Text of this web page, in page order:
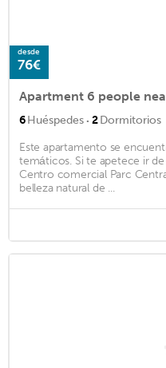
desde
76€
6Huéspedes · 2Dormitorios
Este apartamento se
temáticos. Si te apetece ir
Centro comercial Parc
belleza natural de ...